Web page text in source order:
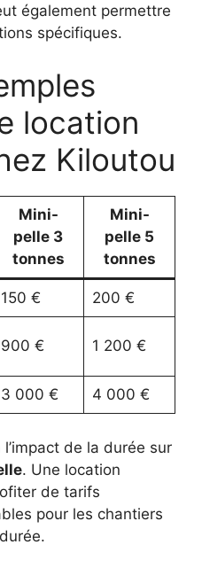
également permettre
spécifiques.
location
Kiloutou
Mini-
pelle 3
tonnes
Mini-
pelle 5
tonnes
150 € 200 €
900 € 1 200 €
3 000 € 4 000 €
de la durée sur
. Une location
de tarifs
pour les chantiers